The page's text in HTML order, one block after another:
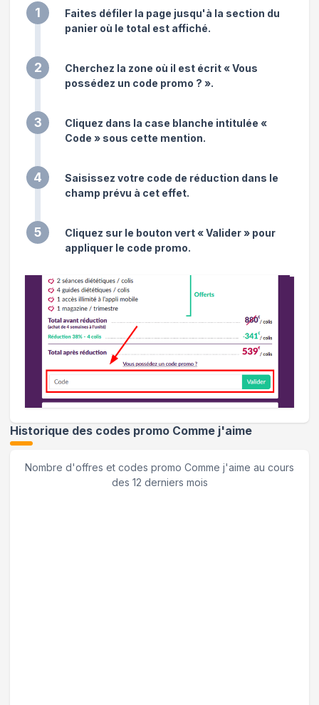
1
Faites défiler la page jusqu'à la section du
panier où le total est affiché.
2
Cherchez la zone où il est écrit « Vous
possédez un code promo ? ».
3
Cliquez dans la case blanche intitulée «
Code » sous cette mention.
4
Saisissez votre code de réduction dans le
champ prévu à cet effet.
5
Cliquez sur le bouton vert « Valider » pour
appliquer le code promo.
Historique des codes promo Comme j'aime
Nombre d'offres et codes promo Comme j'aime au cours
des 12 derniers mois